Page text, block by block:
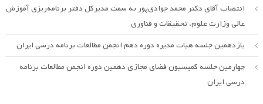
انتصاب آقای دکتر محمد جوادی‌پور به سمت مدیرکل دفتر برنامه‌ریزی آموزش
عالی وزارت علوم، تحقیقات و فناوری
یازدهمین جلسه هیات مدیره دوره دهم انجمن مطالعات برنامه درسی ایران
چهارمین جلسه کمیسیون فضای مجازی دهمین دوره انجمن مطالعات برنامه
درسی ایران